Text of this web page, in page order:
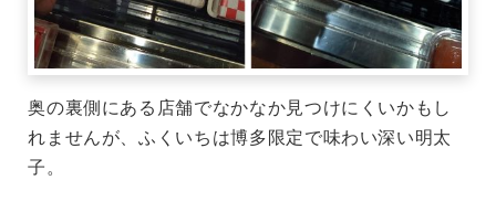
奥の裏側にある店舗でなかなか見つけにくいかもし
れませんが、ふくいちは博多限定で味わい深い明太
子。